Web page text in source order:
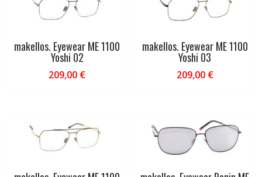
makellos. Eyewear ME 1100
Yoshi 02
209,00 €
makellos. Eyewear ME 1100
Yoshi 03
209,00 €